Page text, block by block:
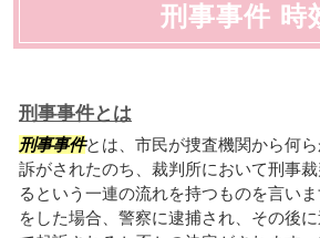
刑事事件 時
刑事事件とは
刑事事件とは、市民が捜査機関から何
訴がされたのち、裁判所において刑事
るという一連の流れを持つものを言い
をした場合、警察に逮捕され、その後